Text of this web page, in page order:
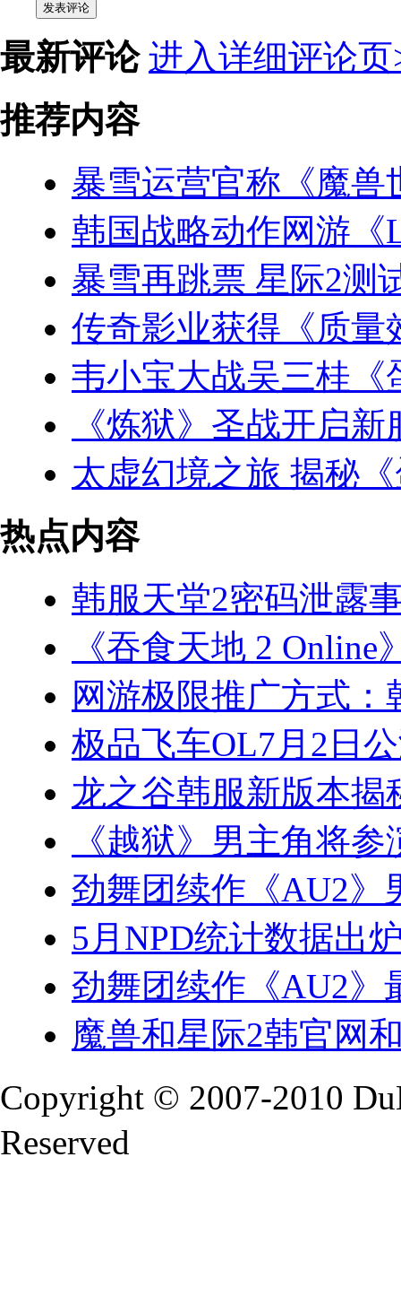
发表评论
最新评论 进入详细评论页
推荐内容
暴雪运营官称《魔兽
韩国战略动作网游《
暴雪再跳票 星际2测
传奇影业获得《质量
韦小宝大战吴三桂《
《炼狱》圣战开启
太虚幻境之旅 揭秘
热点内容
韩服天堂2密码泄露
《吞食天地 2 Online
网游极限推广方式：
极品飞车OL7月2日
龙之谷韩服新版本揭
《越狱》男主角将
劲舞团续作《AU2》
5月NPD统计数据出
劲舞团续作《AU2》
魔兽和星际2韩官网
Copyright © 2007-2010
Reserved